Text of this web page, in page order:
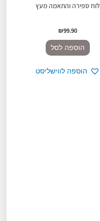
לוח ספירה והתאמה מעץ
₪99.90
הוספה לסל
הוספה לווישליסט